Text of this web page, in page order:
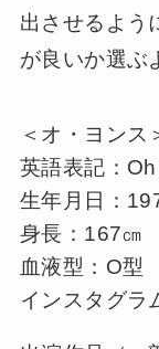
出させるよう
が良いか選ぶ
＜オ・ヨンス
英語表記：
生年月日：
身長：167㎝
血液型：O型
インスタグラ